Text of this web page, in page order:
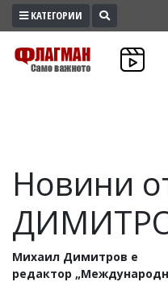
ПРОМО
ЗОНА
КУЛТУРА
ЗДРАВЕ
ПОЛИТИКА
ОБЩИНИ
ОБЩЕСТВО
КАТЕГОРИИ
Новини
Михаил Димитров е
редактор